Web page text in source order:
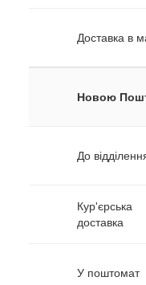
Доставка в
Новою
До
Кур'єрська
доставка
У поштомат